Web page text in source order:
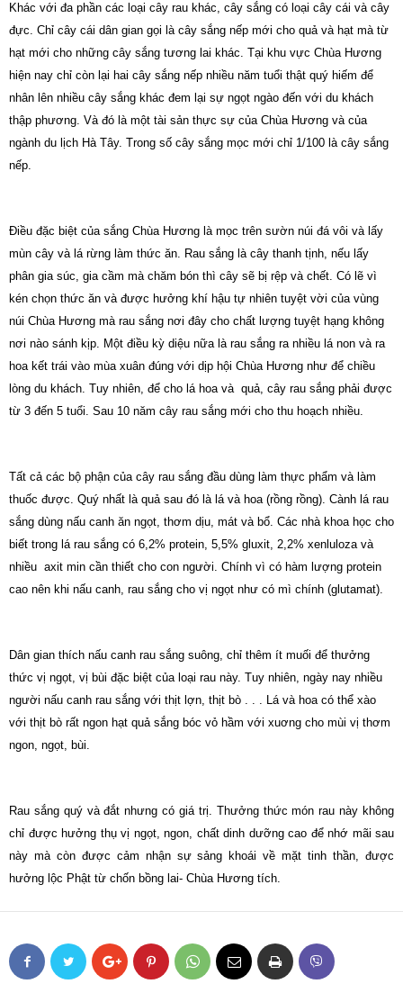
Khác với đa phần các loại cây rau khác, cây sắng có loại cây cái và cây
đực. Chỉ cây cái dân gian gọi là cây sắng nếp mới cho quả và hạt mà từ
hạt mới cho những cây sắng tương lai khác. Tại khu vực Chùa Hương
hiện nay chỉ còn lại hai cây sắng nếp nhiều năm tuổi thật quý hiếm để
nhân lên nhiều cây sắng khác đem lại sự ngọt ngào đến với du khách
thập phương. Và đó là một tài sản thực sự của Chùa Hương và của
ngành du lịch Hà Tây. Trong số cây sắng mọc mới chỉ 1/100 là cây sắng
nếp.
Điều đặc biệt của sắng Chùa Hương là mọc trên sườn núi đá vôi và lấy
mùn cây và lá rừng làm thức ăn. Rau sắng là cây thanh tịnh, nếu lấy
phân gia súc, gia cầm mà chăm bón thì cây sẽ bị rệp và chết. Có lẽ vì
kén chọn thức ăn và được hưởng khí hậu tự nhiên tuyệt vời của vùng
núi Chùa Hương mà rau sắng nơi đây cho chất lượng tuyệt hạng không
nơi nào sánh kịp. Một điều kỳ diệu nữa là rau sắng ra nhiều lá non và ra
hoa kết trái vào mùa xuân đúng với dịp hội Chùa Hương như để chiều
lòng du khách. Tuy nhiên, để cho lá hoa và quả, cây rau sắng phải được
từ 3 đến 5 tuổi. Sau 10 năm cây rau sắng mới cho thu hoạch nhiều.
Tất cả các bộ phận của cây rau sắng đầu dùng làm thực phẩm và làm
thuốc được. Quý nhất là quả sau đó là lá và hoa (rồng rồng). Cành lá rau
sắng dùng nấu canh ăn ngọt, thơm dịu, mát và bổ. Các nhà khoa học cho
biết trong lá rau sắng có 6,2% protein, 5,5% gluxit, 2,2% xenluloza và
nhiều axit min cần thiết cho con người. Chính vì có hàm lượng protein
cao nên khi nấu canh, rau sắng cho vị ngọt như có mì chính (glutamat).
Dân gian thích nấu canh rau sắng suông, chỉ thêm ít muối để thưởng
thức vị ngọt, vị bùi đặc biệt của loại rau này. Tuy nhiên, ngày nay nhiều
người nấu canh rau sắng với thịt lợn, thịt bò . . . Lá và hoa có thể xào
với thịt bò rất ngon hạt quả sắng bóc vỏ hầm với xuơng cho mùi vị thơm
ngon, ngọt, bùi.
Rau sắng quý và đắt nhưng có giá trị. Thưởng thức món rau này không
chỉ được hưởng thụ vị ngọt, ngon, chất dinh dưỡng cao để nhớ mãi sau
này mà còn được cảm nhận sự sảng khoái về mặt tinh thần, được
hưởng lộc Phật từ chốn bồng lai- Chùa Hương tích.